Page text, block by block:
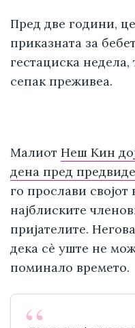
Пред две години,
приказната за
гестациска недела,
сепак преживеа.
Малиот Неш Кин
дена пред
го прослави
најблиските
пријателите.
дека сè уште не
поминало времето.